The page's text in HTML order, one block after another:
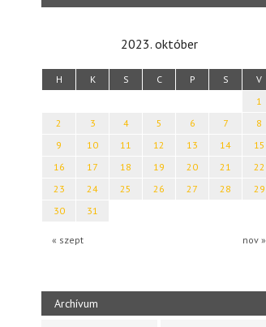
2023. október
H K S C P S V
« szept nov »
1
2
3 4 5 6 7
8
9
10 11 12 13 14
15
16
17 18 19 20 21
22
23
24 25 26 27 28
29
30
31
Archívum